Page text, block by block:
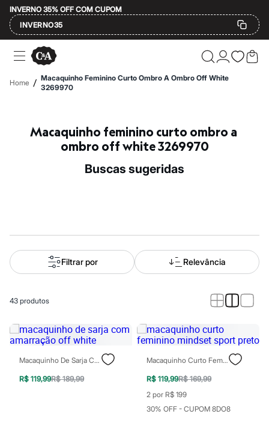
INVERNO 35% OFF COM CUPOM
INVERNO35
Ofertas
Compre por Departamento
Feminino
Masculino
Plus Size
A partir de 60% off
Roupas
Blusas e Camisetas
Básicos
Calças
Macacões
Shorts e Bermudas
Vestidos
Acessórios
Bolsas
Bonés e Chapéus
Bijoux
Home / Macaquinho Feminino Curto Ombro A Ombro Off White
3269970
Macaquinho feminino curto ombro a
ombro off white 3269970
buscas sugeridas
Filtrar por Relevância
43 produtos
Macaquinho De Sarja Com Amarração Off White
R$ 119,99R$ 189,99
Macaquinho Curto Feminino Mindset Sport Preto
R$ 119,99R$ 169,99
2 por R$ 199
30% OFF - CUPOM 8DO8